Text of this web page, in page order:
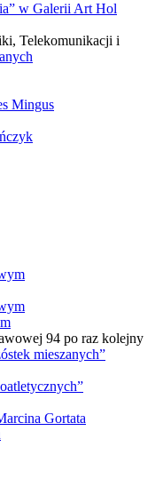
w Galerii Art Hol
Telekomunikacji i
Mingus
94 po raz kolejny
mieszanych”
Gortata